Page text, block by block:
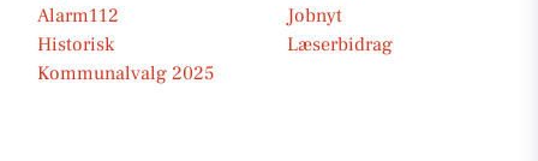
Alarm112
Jobnyt
Historisk
Læserbidrag
Kommunalvalg 2025